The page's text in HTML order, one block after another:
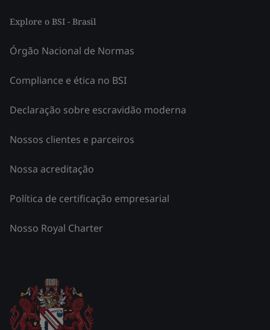
Explore o BSI - Brasil
Órgão Nacional de Normas
Compliance e ética no BSI
Declaração sobre escravidão moderna
Nossos clientes e parceiros
Nossa acreditação
Política de certificação empresarial
Nosso Royal Charter